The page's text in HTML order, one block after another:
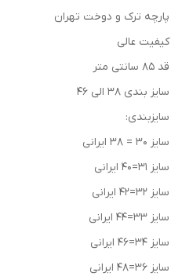
پارچه ترک و دوخت تهران
کیفیت عالی
قد 85 سانتی متر
سایز بندی 38 الی 46
سایزبندی:
سایز 30 = 38 ایرانی
سایز 31=40 ایرانی
سایز 32=42 ایرانی
سایز 33=44 ایرانی
سایز 34=46 ایرانی
سایز 36=48 ایرانی